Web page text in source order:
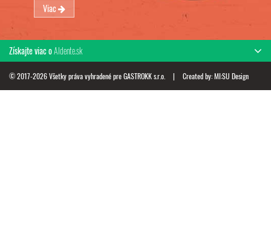
Viac
Získajte viac oAldente.sk
© 2017-2026 Všetky práva vyhradené pre GASTROKK s.r.o. | Created by:MI:SU Design